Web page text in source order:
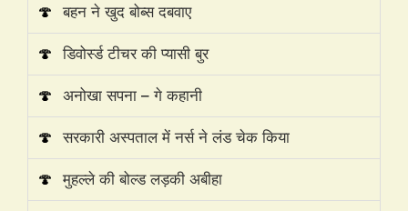
🍄 बहन ने खुद बोब्स दबवाए
🍄 डिवोर्स्ड टीचर की प्यासी बुर
🍄 अनोखा सपना – गे कहानी
🍄 सरकारी अस्पताल में नर्स ने लंड चेक किया
🍄 मुहल्ले की बोल्ड लड़की अबीहा